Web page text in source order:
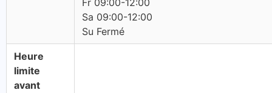
Fr 09:00-12:00
Sa 09:00-12:00
Su Fermé
Heure
limite
avant